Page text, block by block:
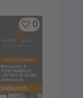
Merken
0